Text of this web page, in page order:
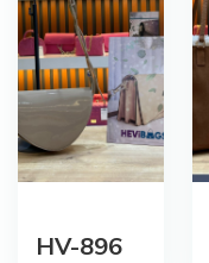
HV-896